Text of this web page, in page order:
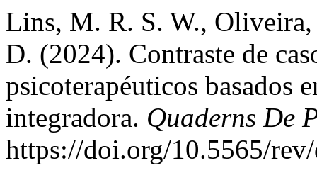
Lins, M. R. S. W.,
D. (2024). Contraste de
psicoterapéuticos basados
integradora. Quaderns De
https://doi.org/10.5565/